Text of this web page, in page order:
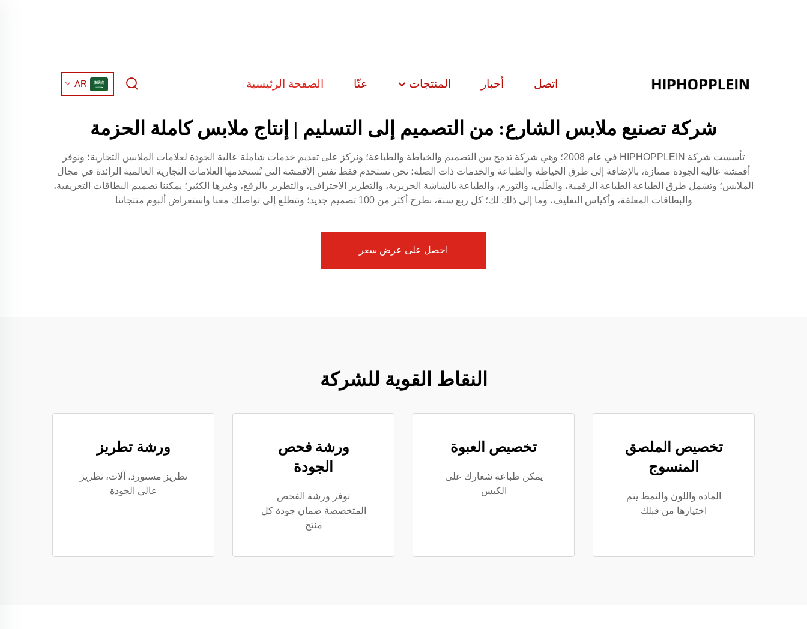
الصفحة الرئيسية عنّا المنتجات أخبار اتصل AR
شركة تصنيع ملابس الشارع: من التصميم إلى التسليم | إنتاج ملابس كاملة الحزمة
تأسست شركة HIPHOPPLEIN في عام 2008؛ وهي شركة تدمج بين التصميم والخياطة والطباعة؛ ونركز على تقديم خدمات شاملة عالية الجودة لعلامات الملابس التجارية؛ ونوفر
أقمشة عالية الجودة ممتازة، بالإضافة إلى طرق الخياطة والطباعة والخدمات ذات الصلة؛ نحن نستخدم فقط نفس الأقمشة التي تُستخدمها العلامات التجارية العالمية الرائدة في مجال
الملابس؛ وتشمل طرق الطباعة الطباعة الرقمية، والطَلي، والتورم، والطباعة بالشاشة الحريرية، والتطريز الاحترافي، والتطريز بالرقع، وغيرها الكثير؛ يمكننا تصميم البطاقات التعريفية،
والبطاقات المعلقة، وأكياس التغليف، وما إلى ذلك لك؛ كل ربع سنة، نطرح أكثر من 100 تصميم جديد؛ ونتطلع إلى تواصلك معنا واستعراض ألبوم منتجاتنا
احصل على عرض سعر
النقاط القوية للشركة
تخصيص الملصق
المنسوج
المادة واللون والنمط يتم
اختيارها من قبلك
تخصيص العبوة
يمكن طباعة شعارك على
الكيس
ورشة فحص
الجودة
توفر ورشة الفحص
المتخصصة ضمان جودة كل
منتج
ورشة تطريز
تطريز مستورد، آلات، تطريز
عالي الجودة